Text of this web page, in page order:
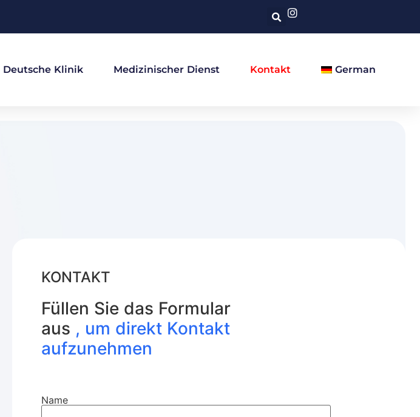
Deutsche Klinik Medizinischer Dienst Kontakt German
KONTAKT
Füllen Sie das Formular
aus , um direkt Kontakt
aufzunehmen
Name